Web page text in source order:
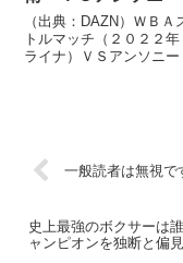
（出典：DAZN）ＷＢ
トルマッチ（２０２２
ライナ）ＶＳアンソニ
一般読者は無視
史上最強のボクサーは
ャンピオンを独断と偏